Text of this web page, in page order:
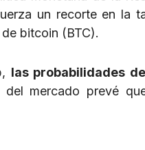
un recorte en la
bitcoin (BTC).
las probabilidades
mercado prevé